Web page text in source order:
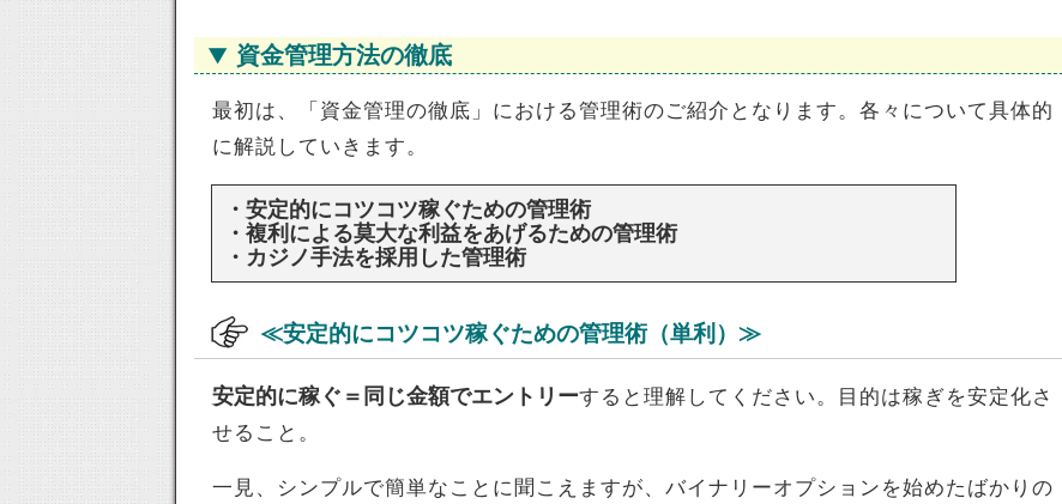
資金管理方法の徹底
最初は、「資金管理の徹底」における管理術のご紹介となります。各々について具体的
に解説していきます。
・安定的にコツコツ稼ぐための管理術
・複利による莫大な利益をあげるための管理術
・カジノ手法を採用した管理術
≪安定的にコツコツ稼ぐための管理術（単利）≫
安定的に稼ぐ＝同じ金額でエントリーすると理解してください。目的は稼ぎを安定化さ
せること。
一見、シンプルで簡単なことに聞こえますが、バイナリーオプションを始めたばかりの